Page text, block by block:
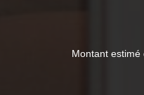
Montant